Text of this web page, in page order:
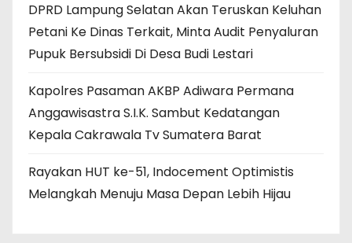
DPRD Lampung Selatan Akan Teruskan Keluhan
Petani Ke Dinas Terkait, Minta Audit Penyaluran
Pupuk Bersubsidi Di Desa Budi Lestari
Kapolres Pasaman AKBP Adiwara Permana
Anggawisastra S.I.K. Sambut Kedatangan
Kepala Cakrawala Tv Sumatera Barat
Rayakan HUT ke-51, Indocement Optimistis
Melangkah Menuju Masa Depan Lebih Hijau